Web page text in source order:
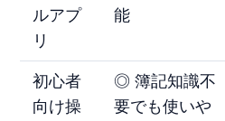
ルアプ
リ
能
初心者
向け操
◎ 簿記知識不
要でも使いや